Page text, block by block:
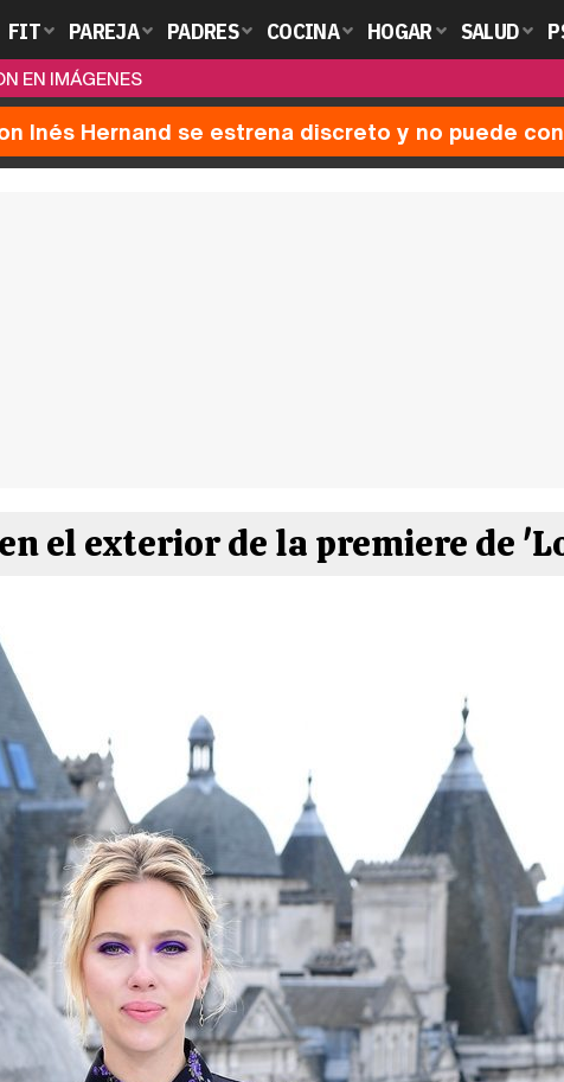
FIT PAREJA PADRES COCINA HOGAR SALUD
EN IMÁGENES
Inés Hernand se estrena discreto y no puede
el exterior de la premiere de